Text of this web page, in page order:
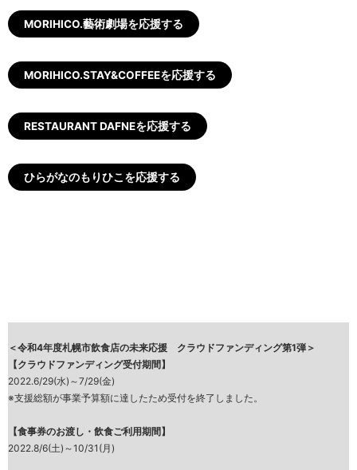
MORIHICO.藝術劇場を応援する
MORIHICO.STAY&COFFEEを応援する
RESTAURANT DAFNEを応援する
ひらがなのもりひこを応援する
＜令和4年度札幌市飲食店の未来応援 クラウドファンディング第1弾＞
【クラウドファンディング受付期間】
2022.6/29(水)～7/29(金)
※支援総額が事業予算額に達したため受付を終了しました。
【食事券のお渡し・飲食ご利用期間】
2022.8/6(土)～10/31(月)